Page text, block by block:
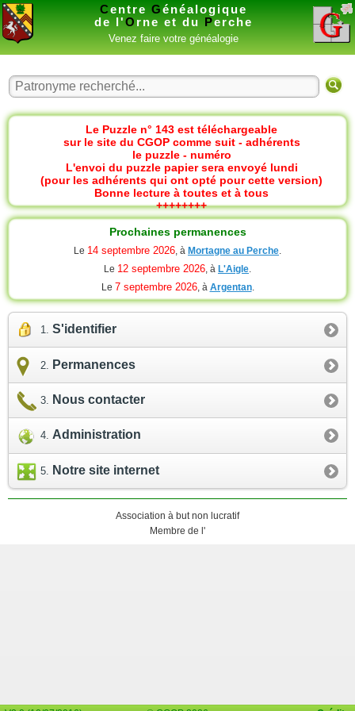
Centre Généalogique
de l'O rne et du Perche
Venez faire votre généalogie
Le Puzzle n° 143 est téléchargeable
sur le site du CGOP comme suit - adhérents
le puzzle - numéro
L'envoi du puzzle papier sera envoyé lundi
(pour les adhérents qui ont opté pour cette version)
Bonne lecture à toutes et à tous
++++++++
Prochaines permanences
Le 14 septembre 2026, à Mortagne au Perche.
Le 12 septembre 2026, à L'Aigle.
Le 7 septembre 2026, à Argentan.
S'identifier
Permanences
Nous contacter
Administration
Notre site internet
Association à but non lucratif
Membre de l'